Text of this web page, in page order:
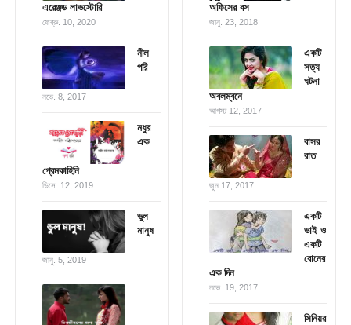
এরেঞ্জড লাভস্টোরি
ফেব্রু. 10, 2020
নীল
পরি
নভে. 8, 2017
মধুর
এক
প্রেমকাহিনি
ডিসে. 12, 2019
ভুল
মানুষ
জানু. 5, 2019
অফিসের বস
জানু. 23, 2018
একটি
সত্য
ঘটনা
অবলম্বনে
আগস্ট 12, 2017
বাসর
রাত
জুন 17, 2017
একটি
ভাই ও
একটি
বোনের
এক দিন
নভে. 19, 2017
সিনিয়র